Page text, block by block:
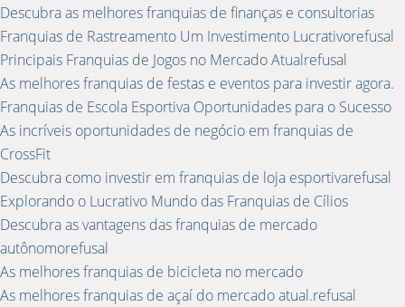
Descubra as melhores franquias de finanças e consultorias
Franquias de Rastreamento Um Investimento Lucrativorefusal
Principais Franquias de Jogos no Mercado Atualrefusal
As melhores franquias de festas e eventos para investir agora.
Franquias de Escola Esportiva Oportunidades para o Sucesso
As incríveis oportunidades de negócio em franquias de
CrossFit
Descubra como investir em franquias de loja esportivarefusal
Explorando o Lucrativo Mundo das Franquias de Cílios
Descubra as vantagens das franquias de mercado
autônomorefusal
As melhores franquias de bicicleta no mercado
As melhores franquias de açaí do mercado atual.refusal